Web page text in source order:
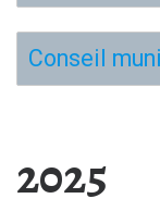
Conseil
2025